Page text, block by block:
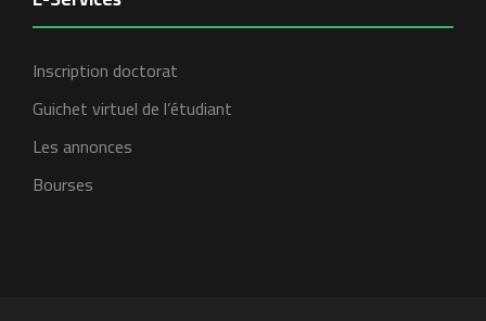
Inscription doctorat
Guichet virtuel de l’étudiant
Les annonces
Bourses